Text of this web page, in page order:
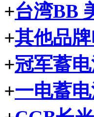
+台湾BB
+其他品
+冠军蓄
+一电蓄